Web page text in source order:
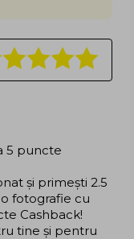
5 puncte
și primești 2.5
fotografie cu
Cashback!
tine și pentru